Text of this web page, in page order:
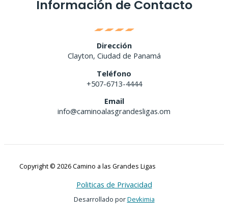
Información de Contacto
Dirección
Clayton, Ciudad de Panamá
Teléfono
+507-6713-4444
Email
info@caminoalasgrandesligas.om
Copyright © 2026 Camino a las Grandes Ligas
Politicas de Privacidad
Desarrollado porDevkimia